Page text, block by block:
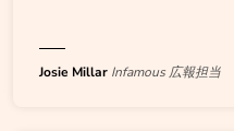
Josie Millar Infamous 広報担当